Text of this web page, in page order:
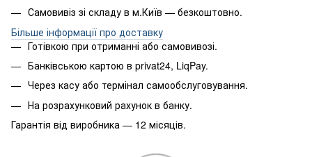
Самовивіз зі складу в м.Київ — безкоштовно.
Більше інформації про доставку
Готівкою при отриманні або самовивозі.
Банківською картою в privat24, LiqPay.
Через касу або термінал самообслуговування.
На розрахунковий рахунок в банку.
Гарантія від виробника — 12 місяців.